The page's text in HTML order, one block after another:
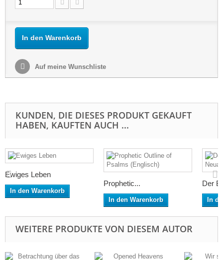
In den Warenkorb
Auf meine Wunschliste
KUNDEN, DIE DIESES PRODUKT GEKAUFT
HABEN, KAUFTEN AUCH ...
Ewiges Leben
In den Warenkorb
Prophetic...
In den Warenkorb
Der
In
WEITERE PRODUKTE VON DIESEM AUTOR